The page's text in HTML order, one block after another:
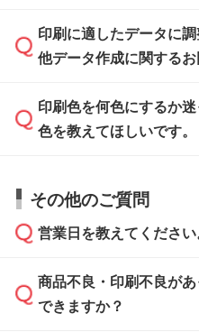
ご入稿後は経験豊富な
がないかチェックし、
刷に進みますので、ご
入稿用のテンプレート
IllustratorやPhotoshop
方」をご確認ください
印刷に適したデータ・
タッフが事前に確認い
ムへ添付いただくか、
でお送りください。
い合わせください。
なお、印刷用データの
印刷に適したデータに
他データ作成に関する
データ作成でお困りの
サポートいたしますの
から添付してお送りく
・解像度の低いデータ
しい
解像度の低い画像や、
などを、印刷に適した
印刷色を何色にするか
色を教えてほしいです。
お見積・ご注文・
相談いただきますと、
ご希望や商品の本体色
本体色がブラック、ネ
白色か淡い色の印刷色
す。
その他のご質問
営業日を教えてください
営業日は平日の10:00
休みとなります。注文
商品不良・印刷不良が
できますか？